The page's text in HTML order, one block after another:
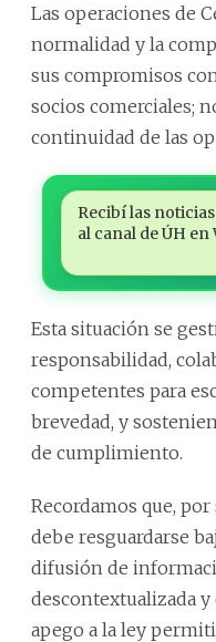
Las operaciones de
normalidad y la
sus compromisos
socios comerciales;
continuidad de las
Recibí las
al canal de ÚH en
Esta situación se
responsabilidad,
competentes para
brevedad, y
de cumplimiento.
Recordamos que,
debe resguardarse
difusión de
descontextualizada
apego a la ley